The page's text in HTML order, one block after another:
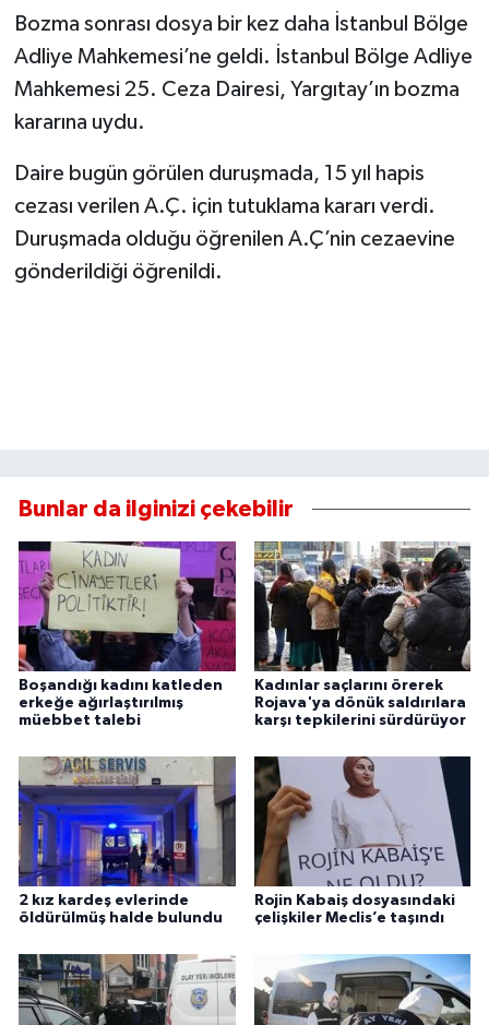
Bozma sonrası dosya bir kez daha İstanbul Bölge
Adliye Mahkemesi’ne geldi. İstanbul Bölge Adliye
Mahkemesi 25. Ceza Dairesi, Yargıtay’ın bozma
kararına uydu.
Daire bugün görülen duruşmada, 15 yıl hapis
cezası verilen A.Ç. için tutuklama kararı verdi.
Duruşmada olduğu öğrenilen A.Ç’nin cezaevine
gönderildiği öğrenildi.
Bunlar da ilginizi çekebilir
Boşandığı kadını katleden
erkeğe ağırlaştırılmış
müebbet talebi
Kadınlar saçlarını örerek
Rojava'ya dönük saldırılara
karşı tepkilerini sürdürüyor
2 kız kardeş evlerinde
öldürülmüş halde bulundu
Rojin Kabaiş dosyasındaki
çelişkiler Meclis’e taşındı